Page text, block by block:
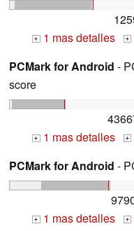
+ 1 mas detalles +
PCMark for Android -
score
+ 1 mas detalles +
PCMark for Android -
+ 1 mas detalles +